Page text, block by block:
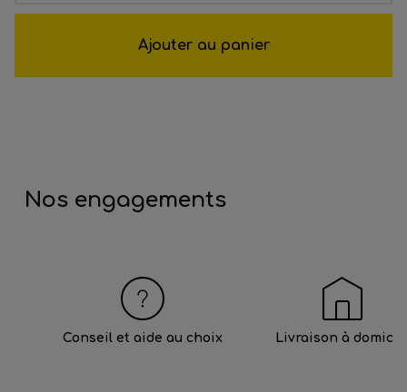
Ajouter au panier
Nos engagements
Conseil et aide au choix Livraison à